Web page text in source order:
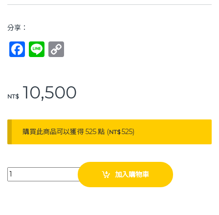
分享：
F
e
o
o
Li
y
n
k
NT$10,500
購買此商品可以獲得 525 點 (NT$525)
耀宏 YH228 站立訓練桌（附皮帶） 不含推拉箱 復健 協調性訓練
加入購物車